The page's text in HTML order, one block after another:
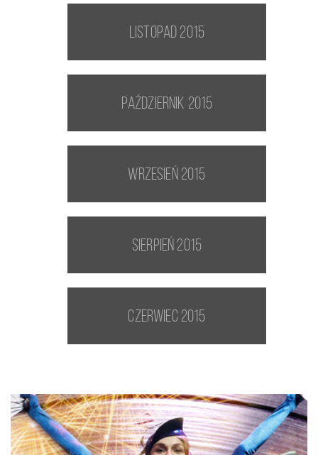
listopad 2015
październik 2015
wrzesień 2015
sierpień 2015
czerwiec 2015